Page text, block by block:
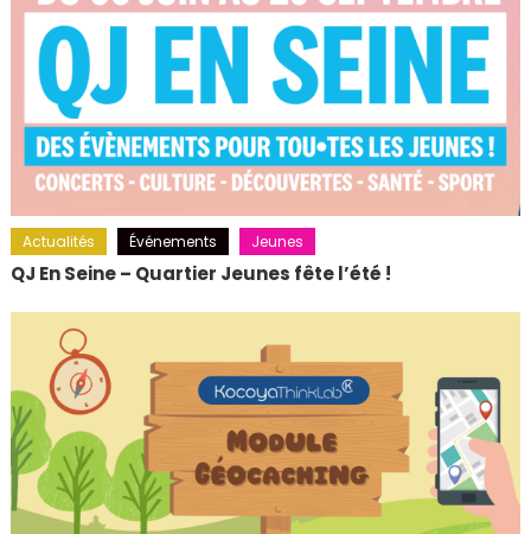
Actualités Événements Jeunes
QJ En Seine – Quartier Jeunes fête l’été !